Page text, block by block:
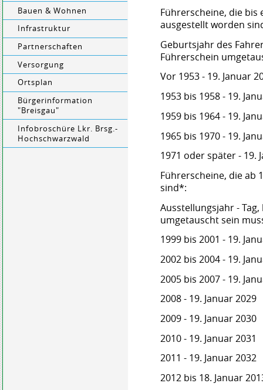
Bauen & Wohnen
Infrastruktur
Partnerschaften
Versorgung
Ortsplan
Bürgerinformation
"Breisgau"
Infobroschüre Lkr. Brsg.-
Hochschwarzwald
Führerscheine, die bis
ausgestellt worden
Geburtsjahr des
Führerschein
Vor 1953 - 19. Januar
1953 bis 1958 - 19.
1959 bis 1964 - 19.
1965 bis 1970 - 19.
1971 oder später - 19.
Führerscheine, die ab
sind*:
Ausstellungsjahr -
umgetauscht sein
1999 bis 2001 - 19.
2002 bis 2004 - 19.
2005 bis 2007 - 19.
2008 - 19. Januar 2029
2009 - 19. Januar 2030
2010 - 19. Januar 2031
2011 - 19. Januar 2032
2012 bis 18. Januar